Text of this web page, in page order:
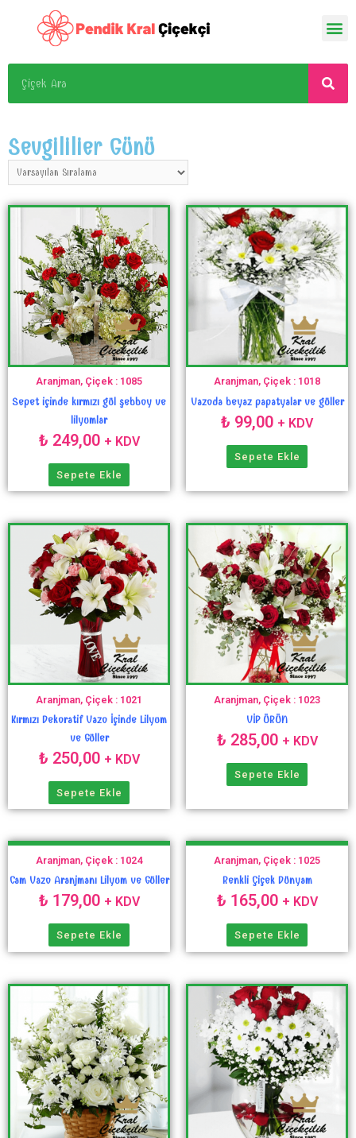
Sevgililier Günü
Aranjman, Çiçek : 1085
Sepet içinde kırmızı gül şebboy ve
lilyumlar
₺ 249,00 + KDV
Sepete Ekle
Aranjman, Çiçek : 1018
Vazoda beyaz papatyalar ve güller
₺ 99,00 + KDV
Sepete Ekle
Aranjman, Çiçek : 1021
Kırmızı Dekoratif Vazo İçinde Lilyum
ve Güller
₺ 250,00 + KDV
Sepete Ekle
Aranjman, Çiçek : 1023
VİP ÜRÜN
₺ 285,00 + KDV
Sepete Ekle
Aranjman, Çiçek : 1024
Cam Vazo Aranjmanı Lilyum ve Güller
₺ 179,00 + KDV
Sepete Ekle
Aranjman, Çiçek : 1025
Renkli Çiçek Dünyam
₺ 165,00 + KDV
Sepete Ekle